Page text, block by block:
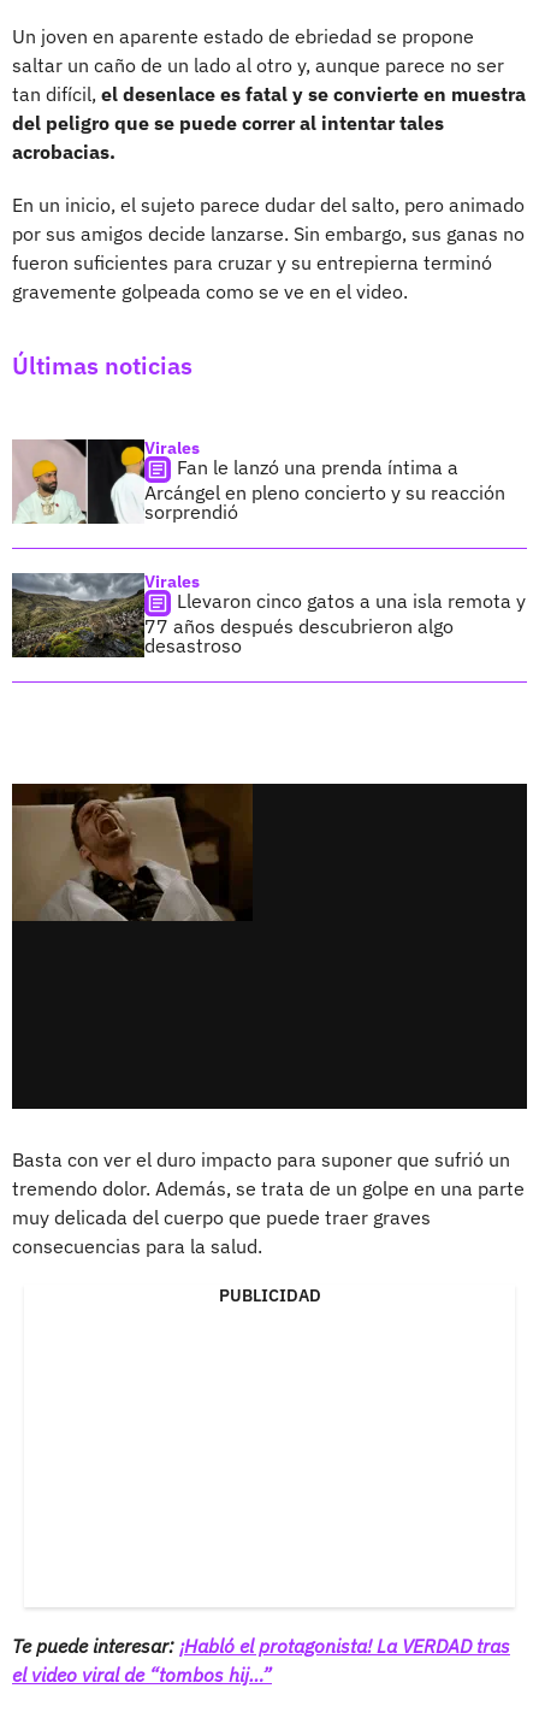
Un joven en aparente estado de ebriedad se propone
saltar un caño de un lado al otro y, aunque parece no ser
tan difícil, el desenlace es fatal y se convierte en muestra
del peligro que se puede correr al intentar tales
acrobacias.
En un inicio, el sujeto parece dudar del salto, pero animado
por sus amigos decide lanzarse. Sin embargo, sus ganas no
fueron suficientes para cruzar y su entrepierna terminó
gravemente golpeada como se ve en el video.
Últimas noticias
Virales
Fan le lanzó una prenda íntima a
Arcángel en pleno concierto y su reacción
sorprendió
Virales
Llevaron cinco gatos a una isla remota y
77 años después descubrieron algo
desastroso
Basta con ver el duro impacto para suponer que sufrió un
tremendo dolor. Además, se trata de un golpe en una parte
muy delicada del cuerpo que puede traer graves
consecuencias para la salud.
PUBLICIDAD
Te puede interesar: ¡Habló el protagonista! La VERDAD tras
el video viral de “tombos hij…”